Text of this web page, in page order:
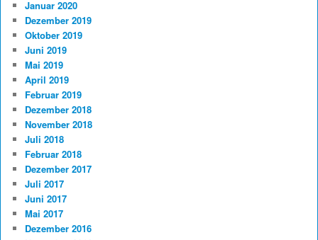
Januar 2020
Dezember 2019
Oktober 2019
Juni 2019
Mai 2019
April 2019
Februar 2019
Dezember 2018
November 2018
Juli 2018
Februar 2018
Dezember 2017
Juli 2017
Juni 2017
Mai 2017
Dezember 2016